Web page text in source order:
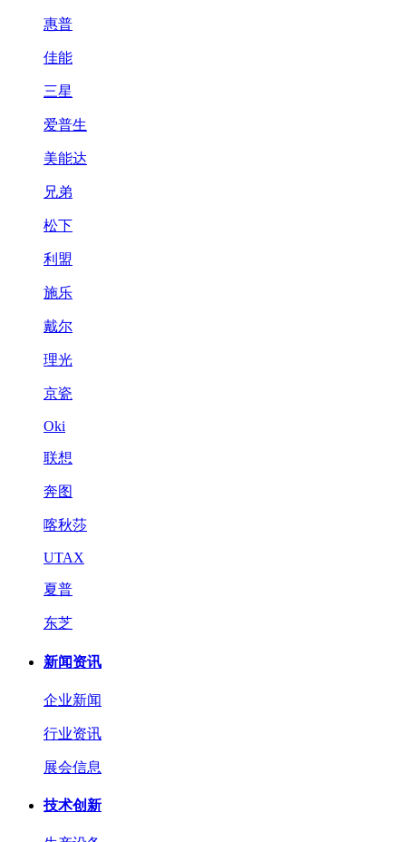
惠普
佳能
三星
爱普生
美能达
兄弟
松下
利盟
施乐
戴尔
理光
京瓷
Oki
联想
奔图
喀秋莎
UTAX
夏普
东芝
新闻资讯
企业新闻
行业资讯
展会信息
技术创新